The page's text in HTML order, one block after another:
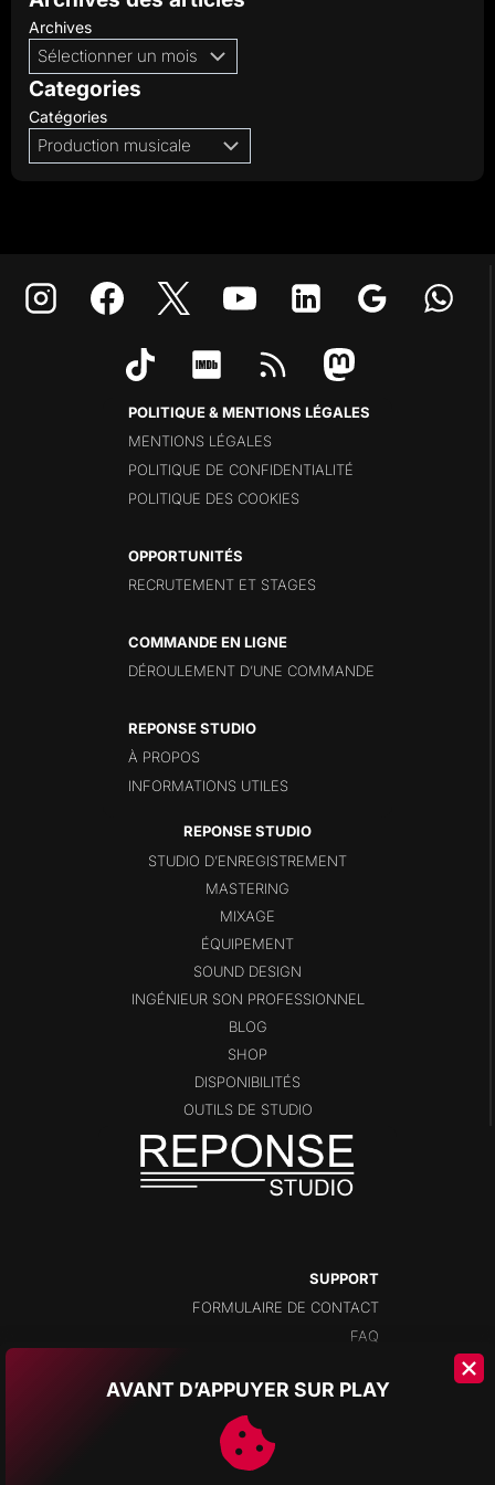
Archives
Categories
Catégories
POLITIQUE & MENTIONS LÉGALES
MENTIONS LÉGALES
POLITIQUE DE CONFIDENTIALITÉ
POLITIQUE DES COOKIES
OPPORTUNITÉS
RECRUTEMENT ET STAGES
COMMANDE EN LIGNE
DÉROULEMENT D’UNE COMMANDE
REPONSE STUDIO
À PROPOS
INFORMATIONS UTILES
STUDIO D’ENREGISTREMENT
MASTERING
MIXAGE
ÉQUIPEMENT
SOUND DESIGN
INGÉNIEUR SON PROFESSIONNEL
BLOG
SHOP
DISPONIBILITÉS
OUTILS DE STUDIO
SUPPORT
FORMULAIRE DE CONTACT
FAQ
CHAMPS-MONTANTS 14A
AVANT D’APPUYER SUR PLAY